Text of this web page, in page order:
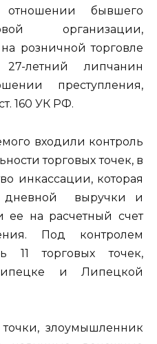
бывшего
организации,
розничной торговле
летний липчанин
преступления,
160 УК РФ.
входили контроль
торговых точек, в
инкассации, которая
дневной выручки и
на расчетный счет
Под контролем
11 торговых точек,
и Липецкой
злоумышленник